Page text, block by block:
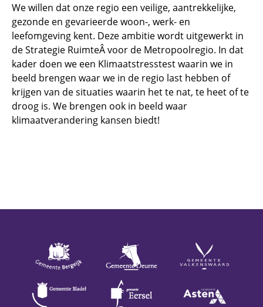
We willen dat onze regio een veilige, aantrekkelijke,
gezonde en gevarieerde woon-, werk- en
leefomgeving kent. Deze ambitie wordt uitgewerkt in
de Strategie RuimteÂ voor de Metropoolregio. In dat
kader doen we een Klimaatstresstest waarin we in
beeld brengen waar we in de regio last hebben of
krijgen van de situaties waarin het te nat, te heet of te
droog is. We brengen ook in beeld waar
klimaatverandering kansen biedt!